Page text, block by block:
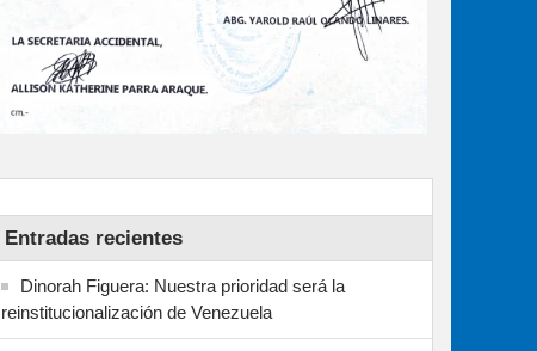
Entradas recientes
Dinorah Figuera: Nuestra prioridad será la
reinstitucionalización de Venezuela